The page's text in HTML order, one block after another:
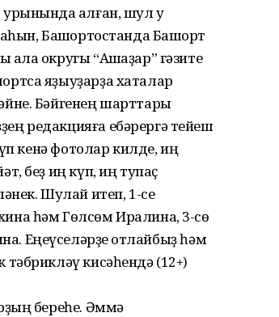
ҡалған, шул уҡ
Башҡортостанда Башҡорт
округы “Ашҡаҙар” гәзите
яҙыуҙарҙа хаталар
Бәйгенең шарттары
редакцияға ебәрергә тейеш
кенә фотолар килде, иң
беҙ иң күп, иң тупаҫ
Шулай итеп, 1-се
һәм Гөлсөм Иралина, 3-сө
Еңеүселәрҙе ҡотлайбыҙ һәм
тәбрикләү кисәһендә (12+)
береһе. Әммә